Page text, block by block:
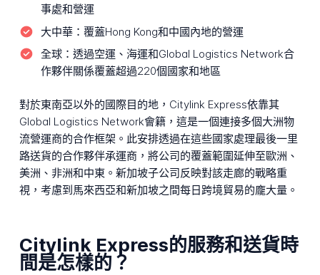
事處和營運
大中華： 覆蓋Hong Kong和中國內地的營運
全球： 透過空運、海運和Global Logistics Network合
作夥伴關係覆蓋超過220個國家和地區
對於東南亞以外的國際目的地，Citylink Express依靠其
Global Logistics Network會籍，這是一個連接多個大洲物
流營運商的合作框架。此安排透過在這些國家處理最後一里
路送貨的合作夥伴承運商，將公司的覆蓋範圍延伸至歐洲、
美洲、非洲和中東。新加坡子公司反映對該走廊的戰略重
視，考慮到馬來西亞和新加坡之間每日跨境貿易的龐大量。
Citylink Express的服務和送貨時
間是怎樣的？